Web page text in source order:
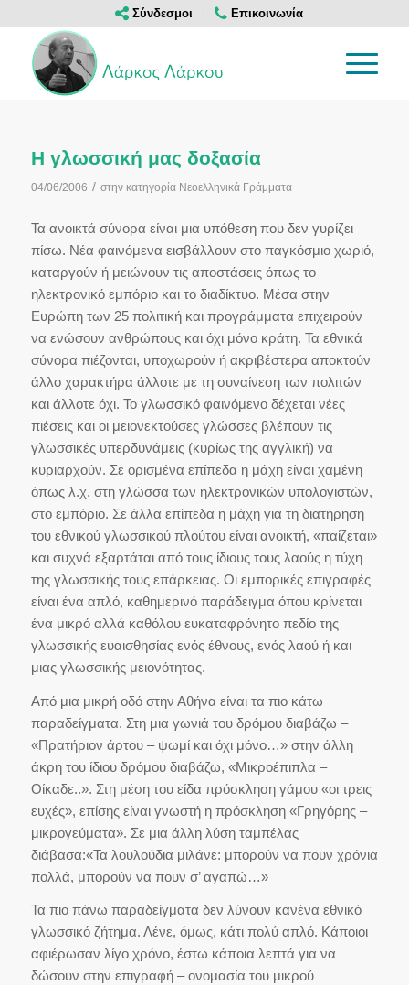
Σύνδεσμοι Επικοινωνία
Η γλωσσική μας δοξασία
04/06/2006 / στην κατηγορία Νεοελληνικά Γράμματα
Τα ανοικτά σύνορα είναι μια υπόθεση που δεν γυρίζει
πίσω. Νέα φαινόμενα εισβάλλουν στο παγκόσμιο χωριό,
καταργούν ή μειώνουν τις αποστάσεις όπως το
ηλεκτρονικό εμπόριο και το διαδίκτυο. Μέσα στην
Ευρώπη των 25 πολιτική και προγράμματα επιχειρούν
να ενώσουν ανθρώπους και όχι μόνο κράτη. Τα εθνικά
σύνορα πιέζονται, υποχωρούν ή ακριβέστερα αποκτούν
άλλο χαρακτήρα άλλοτε με τη συναίνεση των πολιτών
και άλλοτε όχι. Το γλωσσικό φαινόμενο δέχεται νέες
πιέσεις και οι μειονεκτούσες γλώσσες βλέπουν τις
γλωσσικές υπερδυνάμεις (κυρίως της αγγλική) να
κυριαρχούν. Σε ορισμένα επίπεδα η μάχη είναι χαμένη
όπως λ.χ. στη γλώσσα των ηλεκτρονικών υπολογιστών,
στο εμπόριο. Σε άλλα επίπεδα η μάχη για τη διατήρηση
του εθνικού γλωσσικού πλούτου είναι ανοικτή, «παίζεται»
και συχνά εξαρτάται από τους ίδιους τους λαούς η τύχη
της γλωσσικής τους επάρκειας. Οι εμπορικές επιγραφές
είναι ένα απλό, καθημερινό παράδειγμα όπου κρίνεται
ένα μικρό αλλά καθόλου ευκαταφρόνητο πεδίο της
γλωσσικής ευαισθησίας ενός έθνους, ενός λαού ή και
μιας γλωσσικής μειονότητας.
Από μια μικρή οδό στην Αθήνα είναι τα πιο κάτω
παραδείγματα. Στη μια γωνιά του δρόμου διαβάζω –
«Πρατήριον άρτου – ψωμί και όχι μόνο…» στην άλλη
άκρη του ίδιου δρόμου διαβάζω, «Μικροέπιπλα –
Οίκαδε..». Στη μέση του είδα πρόσκληση γάμου «οι τρεις
ευχές», επίσης είναι γνωστή η πρόσκληση «Γρηγόρης –
μικρογεύματα». Σε μια άλλη λύση ταμπέλας
διάβασα:«Τα λουλούδια μιλάνε: μπορούν να πουν χρόνια
πολλά, μπορούν να πουν σ’ αγαπώ…»
Τα πιο πάνω παραδείγματα δεν λύνουν κανένα εθνικό
γλωσσικό ζήτημα. Λένε, όμως, κάτι πολύ απλό. Κάποιοι
αφιέρωσαν λίγο χρόνο, έστω κάποια λεπτά για να
δώσουν στην επιγραφή – ονομασία του μικρού